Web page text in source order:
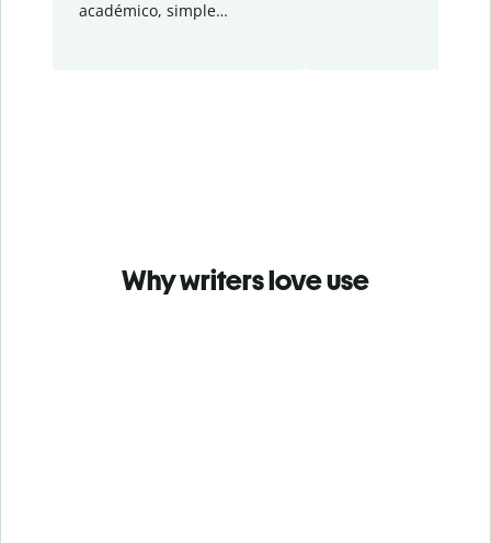
académico, simple…
Why writers love use